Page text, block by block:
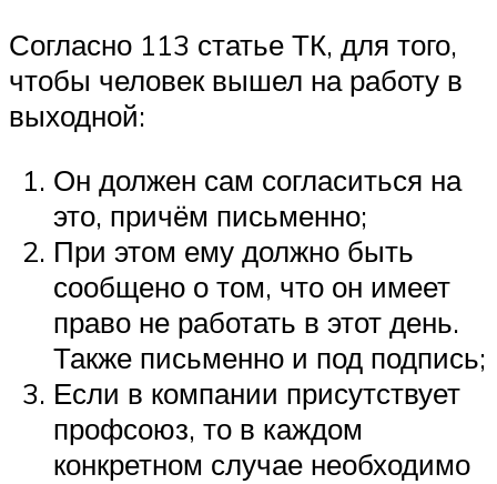
Согласно 113 статье ТК, для того,
чтобы человек вышел на работу в
выходной:
Он должен сам согласиться на
это, причём письменно;
При этом ему должно быть
сообщено о том, что он имеет
право не работать в этот день.
Также письменно и под подпись;
Если в компании присутствует
профсоюз, то в каждом
конкретном случае необходимо